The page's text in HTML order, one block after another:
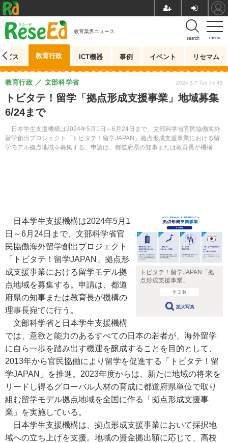
menu
search
教育業界ニュース
ビス 教育行政 ICT機器 事例 イベント リセマム
トビタテ！留学「拠点形成支援事業」地域募集
6/24まで
日本学生支援機構は2024年5月1日～6月24日まで、文部科学省官民協働海外
留学創出プロジェクト「トビタテ！留学JAPAN」拠点形成支援事業における留
学モデル拠点地域を募集する。申請は、都道府県の知事または教育長が機構の
教育行政 文部科学省 2024.5.7 Tue 14:45
トビタテ！留学JAPAN「拠
点形成支援事業」
全 2 枚
拡大写真
日本学生支援機構は2024年5月1
日～6月24日まで、文部科学省官
民協働海外留学創出プロジェクト
「トビタテ！留学JAPAN」拠点形
成支援事業における留学モデル拠
点地域を募集する。申請は、都道
府県の知事または教育長が機構の
理事長宛てに行う。
文部科学省と日本学生支援機構
では、意欲と能力のあるすべての日本の若者が、海外留学
に自ら一歩を踏み出す機運を醸成することを目的として、
2013年から官民協働により留学を促進する「トビタテ！留
学JAPAN」を推進。2023年度からは、新たに地域の将来を
リードし得るグローバル人材の育成に都道府県単位で取り
組む留学モデル拠点地域を全国に作る「拠点形成支援事
業」を実施している。
日本学生支援機構は、拠点形成支援事業において採択地
域への立ち上げを支援。地域の資金拠出額に応じて、高校